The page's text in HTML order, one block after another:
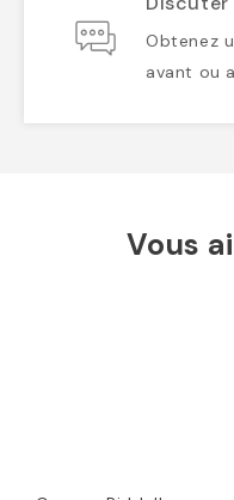
Obtenez
avant ou
Vous